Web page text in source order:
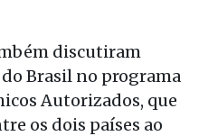
discutiram
Brasil no programa
Autorizados, que
os dois países ao